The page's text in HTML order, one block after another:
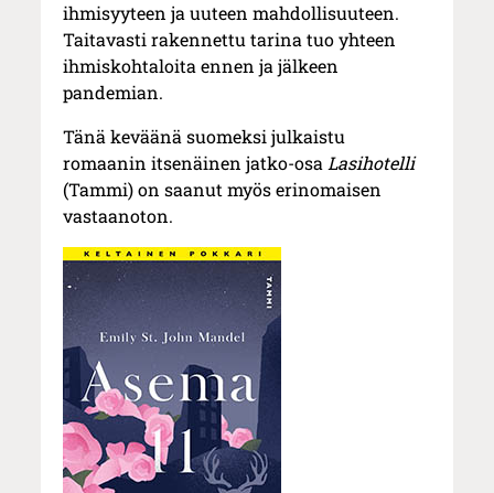
ihmisyyteen ja uuteen mahdollisuuteen.
Taitavasti rakennettu tarina tuo yhteen
ihmiskohtaloita ennen ja jälkeen
pandemian.
Tänä keväänä suomeksi julkaistu
romaanin itsenäinen jatko-osaLasihotelli
(Tammi) on saanut myös erinomaisen
vastaanoton.